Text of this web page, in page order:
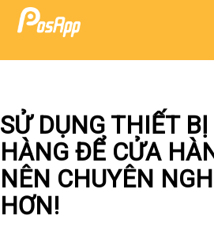
SỬ DỤNG THIẾT
HÀNG ĐỂ CỬA
NÊN CHUYÊN
HƠN!